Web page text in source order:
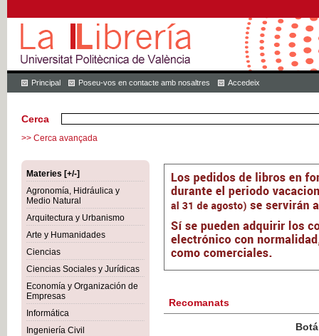
Principal Poseu-vos en contacte amb nosaltres Accedeix
Cerca
>> Cerca avançada
Materies [+/-]
Agronomía, Hidráulica y
Medio Natural
Arquitectura y Urbanismo
Arte y Humanidades
Ciencias
Ciencias Sociales y Jurídicas
Economía y Organización de
Empresas
Informática
Ingeniería Civil
Recomanats